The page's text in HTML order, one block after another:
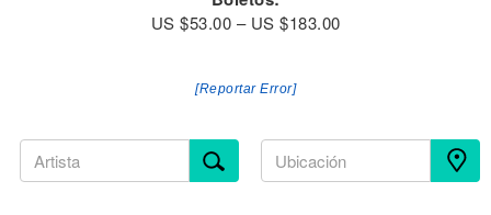
US $53.00 – US $183.00
[Reportar Error]